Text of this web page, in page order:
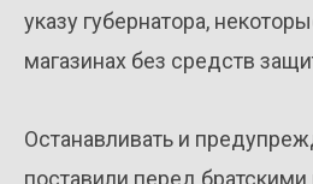
указу губернатора,
магазинах без средств
Останавливать и
поставили перед